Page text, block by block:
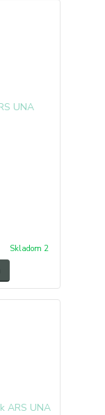
Skladom 2